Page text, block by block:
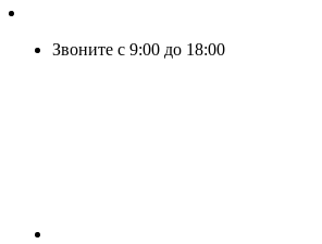
Звоните с 9:00 до 18:00